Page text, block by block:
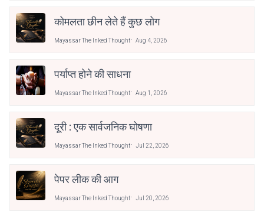
कोमलता छीन लेते हैं कुछ लोग
Mayassar The Inked Thought Aug 4, 2026
पर्याप्त होने की साधना
Mayassar The Inked Thought Aug 1, 2026
दूरी : एक सार्वजनिक घोषणा
Mayassar The Inked Thought Jul 22, 2026
पेपर लीक की आग
Mayassar The Inked Thought Jul 20, 2026